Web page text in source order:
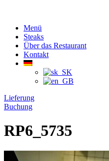
Menü
Steaks
Über das Restaurant
Kontakt
Lieferung
Buchung
RP6_5735